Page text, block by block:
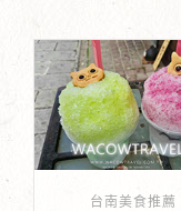
台南美食推薦